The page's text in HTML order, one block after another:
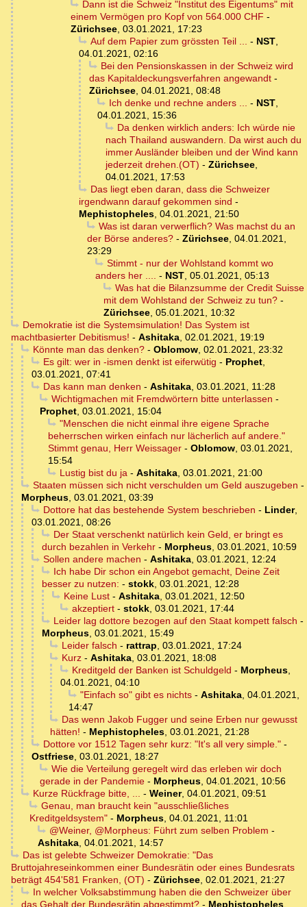
Dann ist die Schweiz "Institut des Eigentums" mit
einem Vermögen pro Kopf von 564.000 CHF -
Zürichsee, 03.01.2021, 17:23
Auf dem Papier zum grössten Teil ... - NST,
04.01.2021, 02:16
Bei den Pensionskassen in der Schweiz wird
das Kapitaldeckungsverfahren angewandt -
Zürichsee, 04.01.2021, 08:48
Ich denke und rechne anders ... - NST,
04.01.2021, 15:36
Da denken wirklich anders: Ich würde nie
nach Thailand auswandern. Da wirst auch du
immer Ausländer bleiben und der Wind kann
jederzeit drehen.(OT) - Zürichsee,
04.01.2021, 17:53
Das liegt eben daran, dass die Schweizer
irgendwann darauf gekommen sind -
Mephistopheles, 04.01.2021, 21:50
Was ist daran verwerflich? Was machst du an
der Börse anderes? - Zürichsee, 04.01.2021,
23:29
Stimmt - nur der Wohlstand kommt wo
anders her .... - NST, 05.01.2021, 05:13
Was hat die Bilanzsumme der Credit Suisse
mit dem Wohlstand der Schweiz zu tun? -
Zürichsee, 05.01.2021, 10:32
Demokratie ist die Systemsimulation! Das System ist
machtbasierter Debitismus! - Ashitaka, 02.01.2021, 19:19
Könnte man das denken?- Oblomow, 02.01.2021, 23:32
Es gilt: wer in -ismen denkt ist eiferwütig - Prophet,
03.01.2021, 07:41
Das kann man denken - Ashitaka, 03.01.2021, 11:28
Wichtigmachen mit Fremdwörtern bitte unterlassen -
Prophet, 03.01.2021, 15:04
"Menschen die nicht einmal ihre eigene Sprache
beherrschen wirken einfach nur lächerlich auf andere."
Stimmt genau, Herr Weissager - Oblomow, 03.01.2021,
15:54
Lustig bist du ja- Ashitaka, 03.01.2021, 21:00
Staaten müssen sich nicht verschulden um Geld auszugeben -
Morpheus, 03.01.2021, 03:39
Dottore hat das bestehende System beschrieben - Linder,
03.01.2021, 08:26
Der Staat verschenkt natürlich kein Geld, er bringt es
durch bezahlen in Verkehr - Morpheus, 03.01.2021, 10:59
Sollen andere machen - Ashitaka, 03.01.2021, 12:24
Ich habe Dir schon ein Angebot gemacht, Deine Zeit
besser zu nutzen: - stokk, 03.01.2021, 12:28
Keine Lust- Ashitaka, 03.01.2021, 12:50
akzeptiert- stokk, 03.01.2021, 17:44
Leider lag dottore bezogen auf den Staat kompett falsch -
Morpheus, 03.01.2021, 15:49
Leider falsch - rattrap, 03.01.2021, 17:24
Kurz- Ashitaka, 03.01.2021, 18:08
Kreditgeld der Banken ist Schuldgeld - Morpheus,
04.01.2021, 04:10
"Einfach so" gibt es nichts- Ashitaka, 04.01.2021,
14:47
Das wenn Jakob Fugger und seine Erben nur gewusst
hätten! - Mephistopheles, 03.01.2021, 21:28
Dottore vor 1512 Tagen sehr kurz: "It's all very simple."-
Ostfriese, 03.01.2021, 18:27
Wie die Verteilung geregelt wird das erleben wir doch
gerade in der Pandemie - Morpheus, 04.01.2021, 10:56
Kurze Rückfrage bitte, ... - Weiner, 04.01.2021, 09:51
Genau, man braucht kein "ausschließliches
Kreditgeldsystem" - Morpheus, 04.01.2021, 11:01
@Weiner, @Morpheus: Führt zum selben Problem -
Ashitaka, 04.01.2021, 14:57
Das ist gelebte Schweizer Demokratie: "Das
Bruttojahreseinkommen einer Bundesrätin oder eines Bundesrats
beträgt 454'581 Franken, (OT) - Zürichsee, 02.01.2021, 21:27
In welcher Volksabstimmung haben die den Schweizer über
das Gehalt der Bundesrätin abgestimmt? - Mephistopheles,